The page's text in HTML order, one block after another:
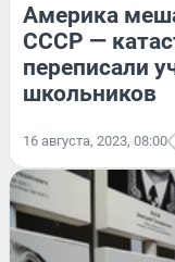
Америка
СССР —
переписали
школьников
16 августа, 2023, 08:00